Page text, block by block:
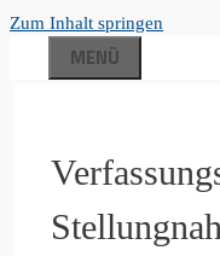
Zum Inhalt springen
MENÜ